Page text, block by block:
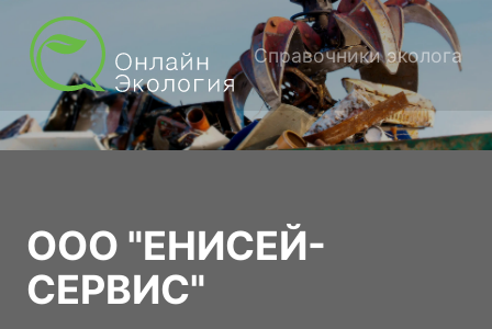
Справочники эколога
ООО "ЕНИСЕЙ-
СЕРВИС"